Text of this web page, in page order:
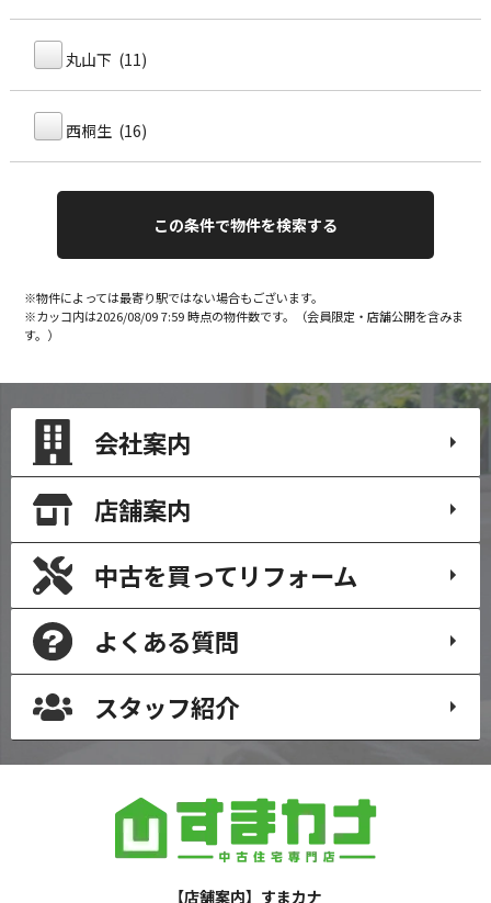
丸山下 (11)
西桐生 (16)
※物件によっては最寄り駅ではない場合もございます。
※カッコ内は2026/08/09 7:59 時点の物件数です。（会員限定・店舗公開を含みま
す。）
会社案内
店舗案内
中古を買ってリフォーム
よくある質問
スタッフ紹介
【店舗案内】すまカナ